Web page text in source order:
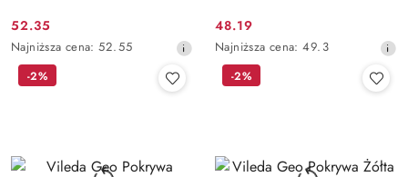
Cena
promocyjna:
52.35
Najniższa
cena
Najniższa cena: 52.55
Cena
promocyjna:
48.19
Najniższa
cena
Najniższa cena: 49.3
-2% -2%